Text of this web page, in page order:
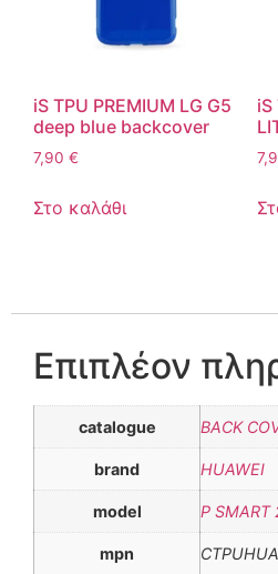
iS TPU PREMIUM LG G5
deep blue backcover
7,90 €
Στο καλάθι
iS
Επιπλέον
catalogue BACK
brand HUAWEI
model P SMART
mpn